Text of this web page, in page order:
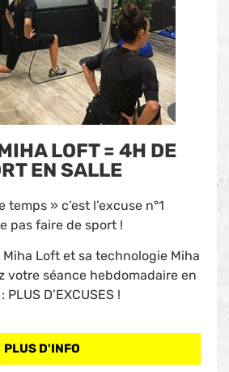
LOFT = 4H DE
EN SALLE
temps » c’est l’excuse n°1
pas faire de sport !
Loft et sa technologie Miha
votre séance hebdomadaire en
PLUS D’EXCUSES !
PLUS D'INFO